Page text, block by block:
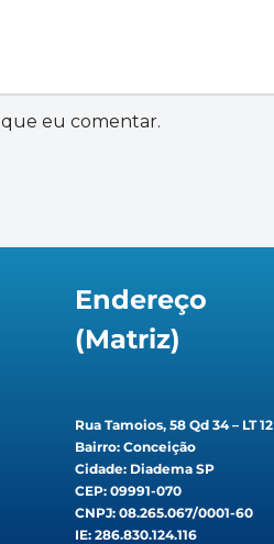
eu comentar.
Endereço
(Matriz)
Rua Tamoios, 58 Qd 34 – LT 12
Bairro: Conceição
Cidade: Diadema SP
CEP: 09991-070
CNPJ: 08.265.067/0001-60
IE: 286.830.124.116